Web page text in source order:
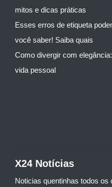
mitos e dicas práticas
Esses erros de etiqueta
você saber! Saiba quais
Como divergir com
vida pessoal
X24 Notícias
Noticias quentinhas todos os